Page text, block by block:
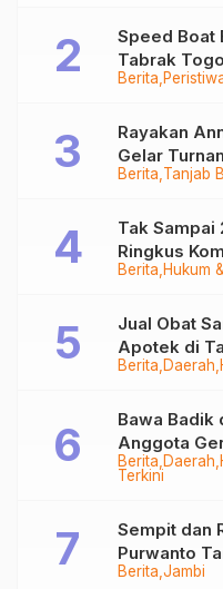
Berita
Speed Boat
Tabrak
Sempat
Berita Tanjab
Rayakan
Gelar
Juta
Berita Hukum
Tak Sampai
Ringkus
Tungkal
Berita Daerah
Jual Obat
Apotek di
Berita Daerah
Terkini
Bawa Badik
Anggota
Diringkus
Berita Jambi
Sempit dan
Purwanto
Tungkal-